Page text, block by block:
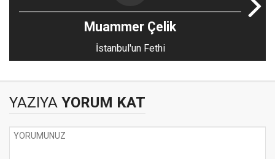
Muammer Çelik
İstanbul'un Fethi
YAZIYA YORUM KAT